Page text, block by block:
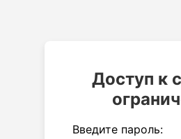
Доступ к
Введите пароль: